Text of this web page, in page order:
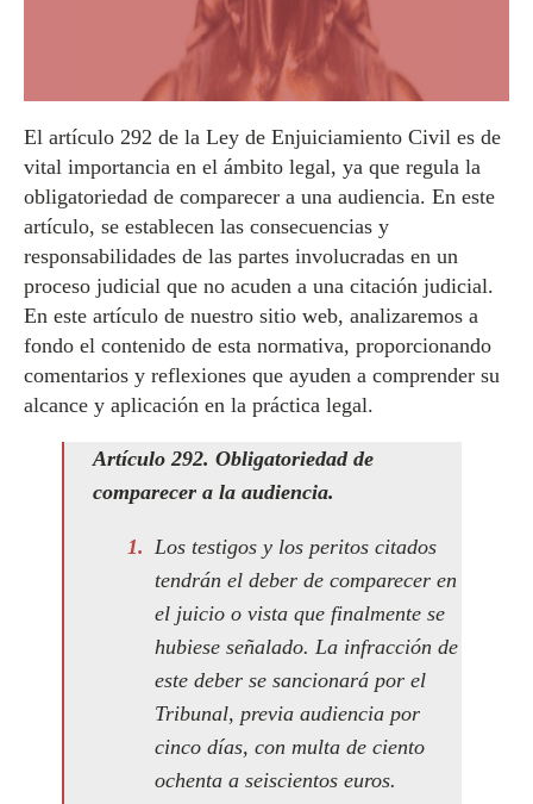
El artículo 292 de la Ley de Enjuiciamiento Civil es de
vital importancia en el ámbito legal, ya que regula la
obligatoriedad de comparecer a una audiencia. En este
artículo, se establecen las consecuencias y
responsabilidades de las partes involucradas en un
proceso judicial que no acuden a una citación judicial.
En este artículo de nuestro sitio web, analizaremos a
fondo el contenido de esta normativa, proporcionando
comentarios y reflexiones que ayuden a comprender su
alcance y aplicación en la práctica legal.
Artículo 292. Obligatoriedad de
comparecer a la audiencia.
Los testigos y los peritos citados
tendrán el deber de comparecer en
el juicio o vista que finalmente se
hubiese señalado. La infracción de
este deber se sancionará por el
Tribunal, previa audiencia por
cinco días, con multa de ciento
ochenta a seiscientos euros.